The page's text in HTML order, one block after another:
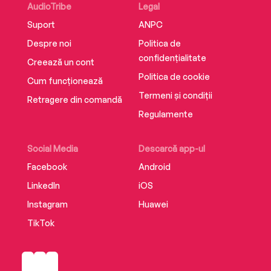
AudioTribe
Suport
Despre noi
Creează un cont
Cum funcționează
Retragere din comandă
Social Media
Facebook
LinkedIn
Instagram
TikTok
Descarcă app-ul
Android
iOS
Huawei
Legal
ANPC
Politica de
confidențialitate
Politica de cookie
Termeni și condiții
Regulamente